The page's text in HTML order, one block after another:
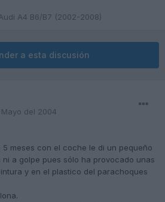
A4 B6/B7 (2002-2008)
a esta discusión
del 2004
5 meses con el coche le di un pequeño
ni a golpe pues sólo ha provocado unas
y en el plastico del parachoques